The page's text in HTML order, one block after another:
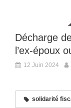
Décharge
l’ex-époux
12 Juin 2024
solidarité